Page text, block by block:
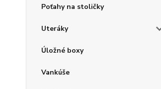
Poťahy na stoličky
Uteráky
Úložné boxy
Vankúše